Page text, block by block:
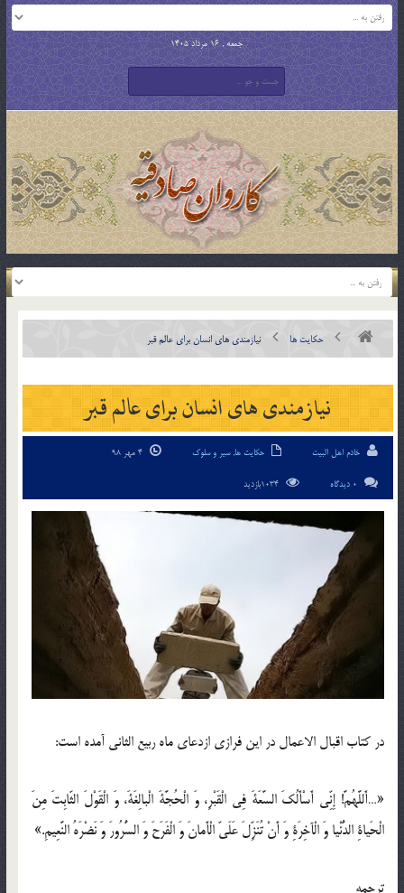
جمعه , 16 مرداد 1405
حکایت ها نیازمندی های انسان برای عالم قبر
نیازمندی های انسان برای عالم قبر
خادم اهل البیت حکایت ها,سیر و سلوک
0 دیدگاه
در کتاب اقبال الاعمال در این فرازی ازدعای ماه ربیع الثانی آمده است:
«…أَللَّهُمَّ! إِنِّى أَسْأَلُكَ السَّعَةَ فِى الْقَبْرِ، وَ الْحُجَّةَ الْبالِغَةَ، وَ الْقَوْلَ الثّابِتَ مِنَ
الْحَیاةِ الدُّنْیا وَ الْآخِرَةِ وَ أَنْ تُنَزِّلَ عَلَىّ الْأَمانَ وَ الْفَرَحَ وَ السُّرُورَ وَ نَضْرَهُ النَّعِیمِ.»